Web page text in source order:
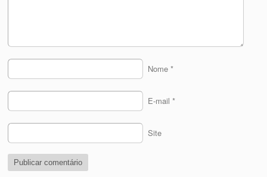
Nome *
E-mail *
Site